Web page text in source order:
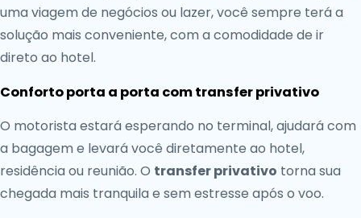
uma viagem de negócios ou lazer, você sempre terá a
solução mais conveniente, com a comodidade de ir
direto ao hotel.
Conforto porta a porta com transfer privativo
O motorista estará esperando no terminal, ajudará com
a bagagem e levará você diretamente ao hotel,
residência ou reunião. O transfer privativo torna sua
chegada mais tranquila e sem estresse após o voo.